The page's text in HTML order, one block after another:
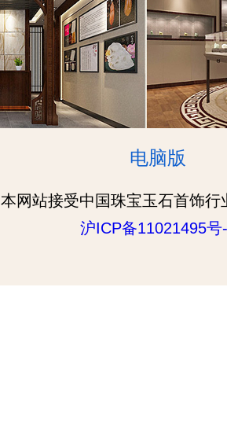
电脑版
本网站接受中国珠宝玉石首饰行
沪ICP备11021495号